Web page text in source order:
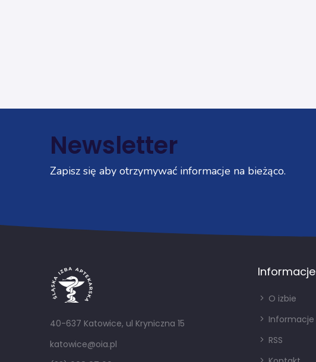
Newsletter
Zapisz się aby otrzymywać informacje na bieżąco.
40-637 Katowice, ul Kryniczna 15
katowice@oia.pl
Informacje
O izbie
Informacje
RSS